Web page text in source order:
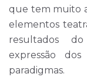
que tem muito
elementos
resultados
expressão
paradigmas.